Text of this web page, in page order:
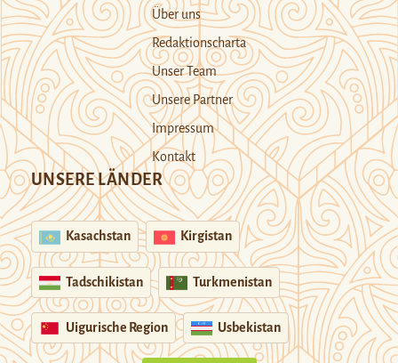
Über uns
Redaktionscharta
Unser Team
Unsere Partner
Impressum
Kontakt
UNSERE LÄNDER
Kasachstan Kirgistan
Tadschikistan Turkmenistan
Uigurische Region Usbekistan